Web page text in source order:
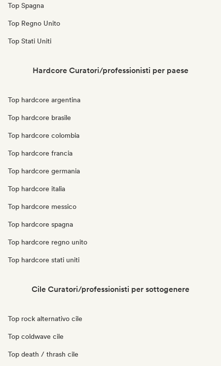
Top Spagna
Top Regno Unito
Top Stati Uniti
Hardcore Curatori/professionisti per paese
Top hardcore argentina
Top hardcore brasile
Top hardcore colombia
Top hardcore francia
Top hardcore germania
Top hardcore italia
Top hardcore messico
Top hardcore spagna
Top hardcore regno unito
Top hardcore stati uniti
Cile Curatori/professionisti per sottogenere
Top rock alternativo cile
Top coldwave cile
Top death / thrash cile